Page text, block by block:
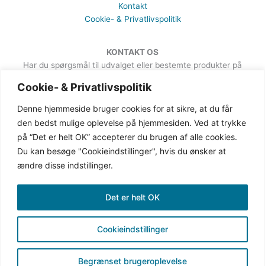
Cookie- & Privatlivspolitik
Denne hjemmeside bruger cookies for at sikre, at du får
den bedst mulige oplevelse på hjemmesiden. Ved at trykke
på “Det er helt OK” accepterer du brugen af alle cookies.
Du kan besøge "Cookieindstillinger", hvis du ønsker at
ændre disse indstillinger.
Cookieindstillinger
Begrænset brugeroplevelse
Det er helt OK
Kontakt
Cookie- & Privatlivspolitik
KONTAKT OS
Har du spørgsmål til udvalget eller bestemte produkter på
kan du gøre via formularen på Kontakt-siden.
Copyright © 2019-2026 Gingave | CVR: 38387162
(gingave.dk er ejet af Secher Communication)